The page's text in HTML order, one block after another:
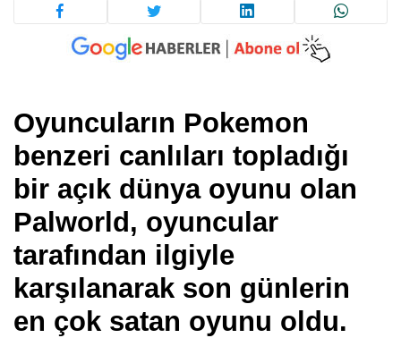
Oyuncuların Pokemon
benzeri canlıları topladığı
bir açık dünya oyunu olan
Palworld, oyuncular
tarafından ilgiyle
karşılanarak son günlerin
en çok satan oyunu oldu.